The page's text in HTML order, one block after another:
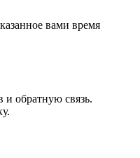
вами время
обратную связь.